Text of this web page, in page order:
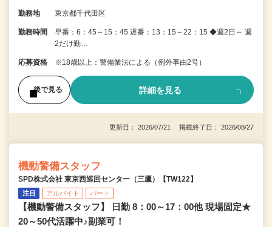
勤務地 東京都千代田区
勤務時間
早番：6：45～15：45 遅番：13：15～22：15 ◆週2日～ 週
2だけ勤…
応募資格 ※18歳以上：警備業法による（例外事由2号）
後で見る 詳細を見る
更新日： 2026/07/21 掲載終了日： 2026/08/27
機動警備スタッフ
SPD株式会社 東京西巡回センター（三鷹）【TW122】
注目 アルバイト パート
【機動警備スタッフ】 日勤 8：00～17：00他 現場固定★
20～50代活躍中♪副業可！